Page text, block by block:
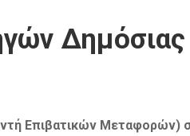
Επιβατικών Μεταφορών)